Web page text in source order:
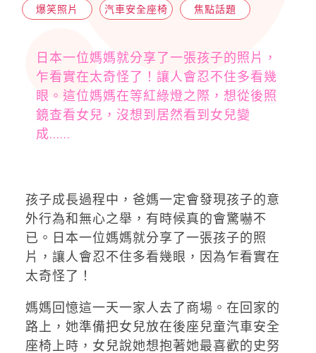
爆笑照片 汽車安全座椅 焦點話題
日本一位媽媽就分享了一張孩子的照片，
乍看實在太奇怪了！讓人會忍不住多看幾
眼。這位媽媽在等紅綠燈之際，想從後照
鏡查看女兒，沒想到居然看到女兒變
成......
孩子成長過程中，爸媽一定會發現孩子的意
外行為和無心之舉，有時候真的會驚嚇不
已。日本一位媽媽就分享了一張孩子的照
片，讓人會忍不住多看幾眼，因為乍看實在
太奇怪了！
媽媽回憶這一天一家人去了商場。在回家的
路上，她準備把女兒放在後座兒童汽車安全
座椅上時，女兒說她想抱著她最喜歡的史努